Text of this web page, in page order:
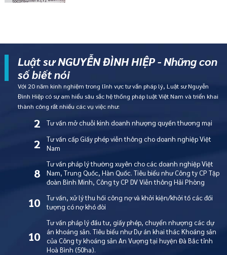
Luật sư NGUYỄN ĐÌNH HIỆP - Những con
số biết nói
Với 20 năm kinh nghiệm trong lĩnh vực tư vấn pháp lý, Luật sư Nguyễn
Đình Hiệp có sự am hiểu sâu sắc hệ thống pháp luật Việt Nam và triển khai
thành công rất nhiều các vụ việc như:
2 Tư vấn mở chuỗi kinh doanh nhượng quyền thương mại
2
Tư vấn cấp Giấy phép viễn thông cho doanh nghiệp Việt
Nam
8
Tư vấn pháp lý thường xuyên cho các doanh nghiệp Việt
Nam, Trung Quốc, Hàn Quốc. Tiêu biểu như Công ty CP Tập
đoàn Bình Minh, Công ty CP DV Viễn thông Hải Phòng
10
Tư vấn, xử lý thu hồi công nợ và khởi kiện/khởi tố các đối
tượng có nợ khó đòi
10
Tư vấn pháp lý đầu tư, giấy phép, chuyển nhượng các dự
án khoáng sản. Tiêu biểu như Dự án khai thác Khoáng sản
của Công ty khoáng sản An Vượng tại huyện Đà Bắc tỉnh
Hoà Bình (50ha).